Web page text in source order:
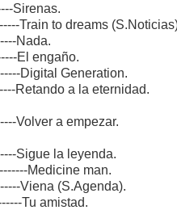
Sirenas.
Train to dreams
Nada.
El engaño.
Digital Generation.
Retando a la eternidad.
Volver a empezar.
Sigue la leyenda.
Medicine man.
Viena (S.Agenda).
Tu amistad.